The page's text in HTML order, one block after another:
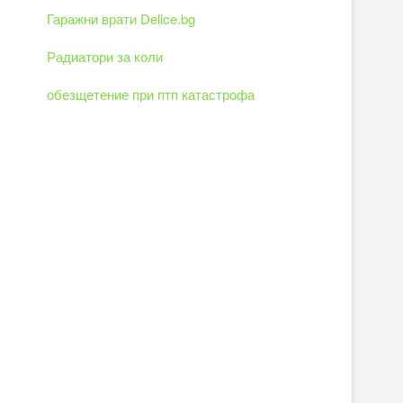
Гаражни врати Delice.bg
Радиатори за коли
обезщетение при птп катастрофа